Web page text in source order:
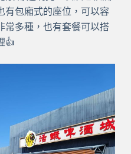
有包廂式的座位，可以容
常多種，也有套餐可以搭
👍